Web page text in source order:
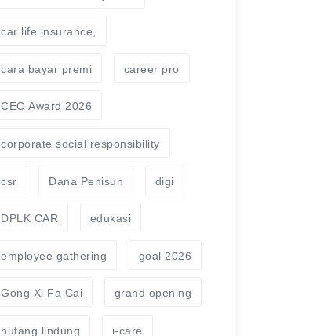
car life insurance,
cara bayar premi career pro
CEO Award 2026
corporate social responsibility
csr Dana Penisun digi
DPLK CAR edukasi
employee gathering goal 2026
Gong Xi Fa Cai grand opening
hutang lindung i-care